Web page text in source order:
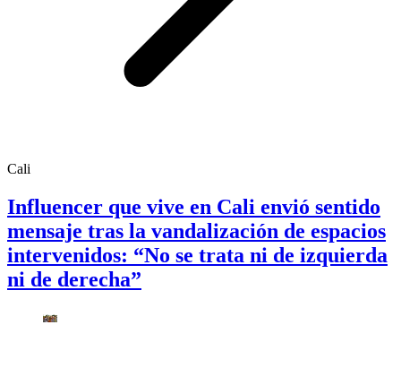
Cali
Influencer que vive en Cali envió sentido
mensaje tras la vandalización de espacios
intervenidos: “No se trata ni de izquierda
ni de derecha”